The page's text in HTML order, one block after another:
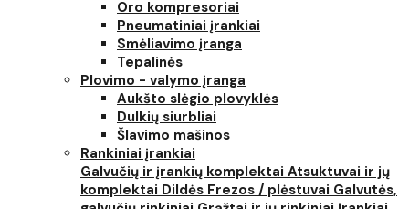
Oro kompresoriai
Pneumatiniai įrankiai
Smėliavimo įranga
Tepalinės
Plovimo - valymo įranga
Aukšto slėgio plovyklės
Dulkių siurbliai
Šlavimo mašinos
Rankiniai įrankiai
Galvučių ir įrankių komplektai Atsuktuvai ir jų
komplektai Dildės Frezos / plėstuvai Galvutės,